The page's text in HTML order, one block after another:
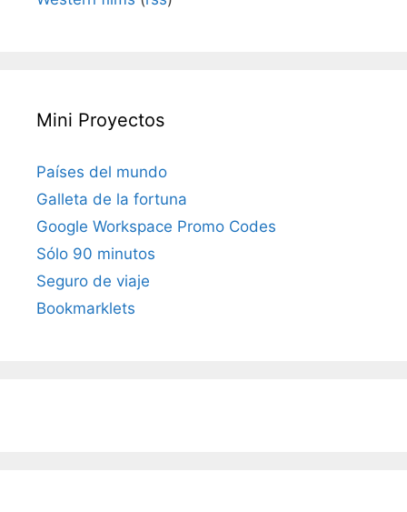
Mini Proyectos
Países del mundo
Galleta de la fortuna
Google Workspace Promo Codes
Sólo 90 minutos
Seguro de viaje
Bookmarklets